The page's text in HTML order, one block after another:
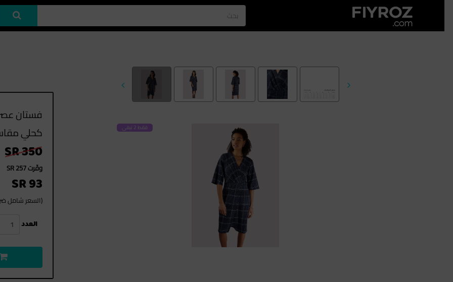
الصفحة الرئيسية
فقط 2 تبقى
فستان
كحلي
SR 350
وفّرت SR 257
SR 93
(السعر شامل
العدد 1